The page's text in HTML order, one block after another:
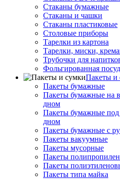
Стаканы бумажные
Стаканы и чашки
Стаканы пластиковые
Столовые приборы
Тарелки из картона
Тарелки, миски,
Трубочки для
Фольгированная
Пакеты и
Пакеты бумажные
Пакеты бумажные на
дном
Пакеты бумажные под
дном
Пакеты бумажные с
Пакеты вакуумные
Пакеты мусорные
Пакеты
Пакеты
Пакеты типа майка